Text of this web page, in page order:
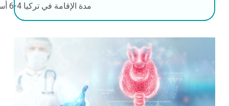
مدة الإقامة في تركيا 4-6 أسابيع